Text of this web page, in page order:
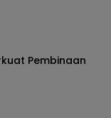
Pembinaan